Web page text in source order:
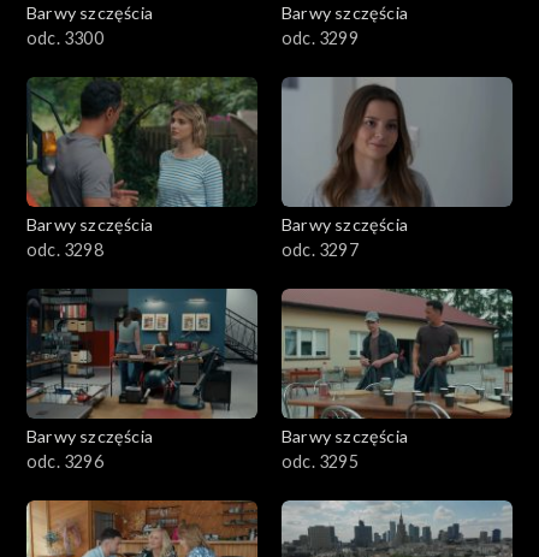
3001-3100
2901-3000
2801–2900
2701–2800
2501–2600
2401–2500
2301–2400
2201–2300
Barwy szczęścia
odc. 3300
Barwy szczęścia
odc. 3299
Barwy szczęścia
odc. 3298
Barwy szczęścia
odc. 3297
Barwy szczęścia
odc. 3296
Barwy szczęścia
odc. 3295